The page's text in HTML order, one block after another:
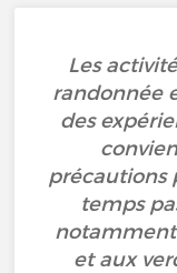
Les
randonnée
des
précautions
temps
et aux